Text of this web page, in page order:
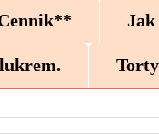
Jak